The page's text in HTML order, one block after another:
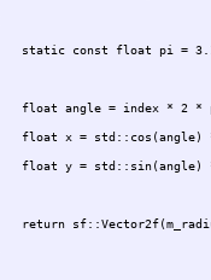
static const float pi =
float angle = index * 2 *
float x = std::cos(angle)
float y = std::sin(angle)
return